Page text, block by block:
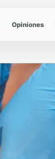
Opiniones